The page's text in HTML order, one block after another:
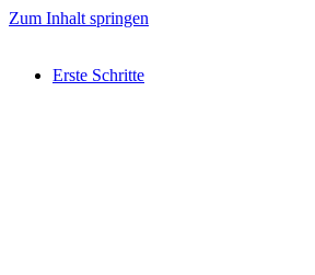
Zum Inhalt springen
Erste Schritte